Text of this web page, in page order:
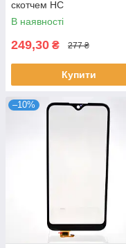
скотчем HC
В наявності
249,30 ₴ 277 ₴
Купити
–10%